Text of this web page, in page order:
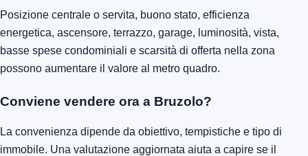
Posizione centrale o servita, buono stato, efficienza
energetica, ascensore, terrazzo, garage, luminosità, vista,
basse spese condominiali e scarsità di offerta nella zona
possono aumentare il valore al metro quadro.
Conviene vendere ora a Bruzolo?
La convenienza dipende da obiettivo, tempistiche e tipo di
immobile. Una valutazione aggiornata aiuta a capire se il